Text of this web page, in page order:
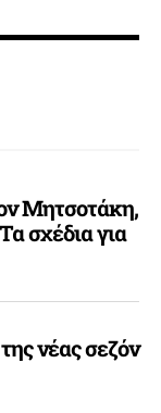
Μητσοτάκη,
σχέδια για
νέας σεζόν